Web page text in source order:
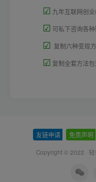
☑ 九年互联网创
☑ 可私下咨询各
☑ 复制六种变现
☑ 复制全套方法
友链申请 免责声明
Copyright © 2022 ·